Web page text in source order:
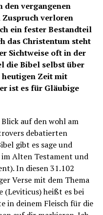
den vergangenen
Zuspruch verloren
ein fester Bestandteil
das Christentum steht
Sichtweise oft in der
die Bibel selbst über
heutigen Zeit mit
ist es für Gläubige
auf den wohl am
debatierten
gibt es sage und
im Alten Testament und
In diesen 31.102
Verse mit dem Thema
(Leviticus) heißt es bei
in deinem Fleisch für die